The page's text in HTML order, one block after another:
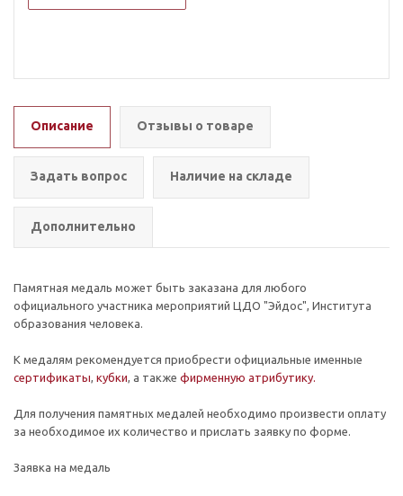
Описание Отзывы о товаре
Задать вопрос Наличие на складе
Дополнительно
Памятная медаль может быть заказана для любого
официального участника мероприятий ЦДО "Эйдос", Института
образования человека.
К медалям рекомендуется приобрести официальные именные
сертификаты, кубки, а также фирменную атрибутику.
Для получения памятных медалей необходимо произвести оплату
за необходимое их количество и прислать заявку по форме.
Заявка на медаль